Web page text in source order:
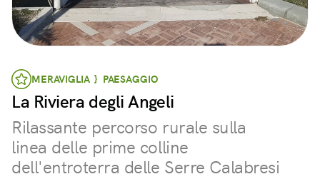
MERAVIGLIA } PAESAGGIO
La Riviera degli Angeli
Rilassante percorso rurale sulla
linea delle prime colline
dell'entroterra delle Serre Calabresi